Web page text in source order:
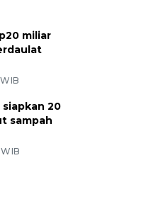
miliar
siapkan 20
sampah